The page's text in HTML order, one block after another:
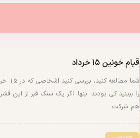
قیام خونین ۱۵ خرداد
شما
را ببینید کی بودند اینها. اگر یک سنگ قبر از این
هم شرکت…